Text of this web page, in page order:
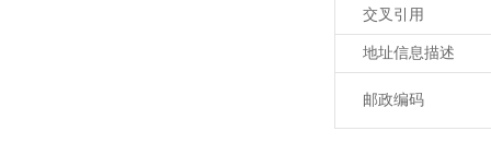
交叉引用
地址信息描述
邮政编码